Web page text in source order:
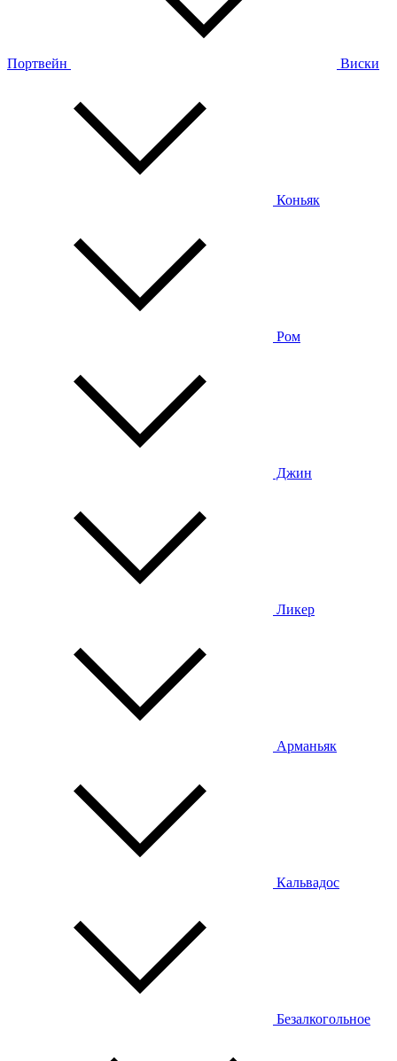
Портвейн Виски
Коньяк
Ром
Джин
Ликер
Арманьяк
Кальвадос
Безалкогольное